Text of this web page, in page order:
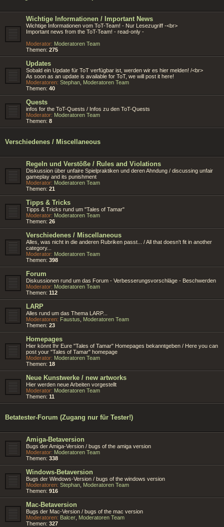
Wichtige Informationen / Important News
Wichtige Informationen vom ToT-Team! - Nur Lesezugriff -<br>
Important news from the ToT-Team! - read-only -
Moderator: Moderatoren Team
Themen: 275
Updates
Sobald ein Update für ToT verfügbar ist, werden wir es hier melden! /<br>
As soon as an update is available for ToT, we will post it here!
Moderatoren: Stephan Moderatoren Team
Themen: 40
Quests
infos for the ToT-Quests / Infos zu den ToT-Quests
Moderator: Moderatoren Team
Themen: 8
Verschiedenes / Miscellaneous
Regeln und Verstöße / Rules and Violations
Diskussion über unfaire Spielpraktiken und deren Ahndung / discussing unfair
gameplay and its punishment
Moderator: Moderatoren Team
Themen: 21
Tipps & Tricks
Tipps & Tricks rund um "Tales of Tamar"
Moderator: Moderatoren Team
Themen: 26
Verschiedenes / Miscellaneous
Alles, was nicht in die anderen Rubriken passt... / All that doesn't fit in another
category...
Moderator: Moderatoren Team
Themen: 398
Forum
Diskussionen rund um das Forum - Verbesserungsvorschläge - Beschwerden
Moderator: Moderatoren Team
Themen: 112
LARP
Alles rund um das Thema LARP...
Moderatoren: Faustus
Moderatoren Team
Themen: 23
Homepages
Hier könnt Ihr Eure "Tales of Tamar" Homepages bekanntgeben / Here you can
post your "Tales of Tamar" homepage
Moderator: Moderatoren Team
Themen: 18
Neue Kunstwerke / new artworks
Hier werden neue Arbeiten vorgestellt
Moderator: Moderatoren Team
Themen: 11
Betatester-Forum (Zugang nur für Tester!)
Amiga-Betaversion
Bugs der Amiga-Version / bugs of the amiga version
Moderator: Moderatoren Team
Themen: 338
Windows-Betaversion
Bugs der Windows-Version / bugs of the windows version
Moderatoren: Stephan Moderatoren Team
Themen: 916
Mac-Betaversion
Bugs der Mac-Version / bugs of the mac version
Moderatoren: Balcer Moderatoren Team
Themen: 327